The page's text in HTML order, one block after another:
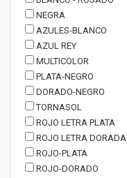
NEGRA
AZULES-BLANCO
AZUL REY
MULTICOLOR
PLATA-NEGRO
DORADO-NEGRO
TORNASOL
ROJO LETRA PLATA
ROJO LETRA DORADA
ROJO-PLATA
ROJO-DORADO